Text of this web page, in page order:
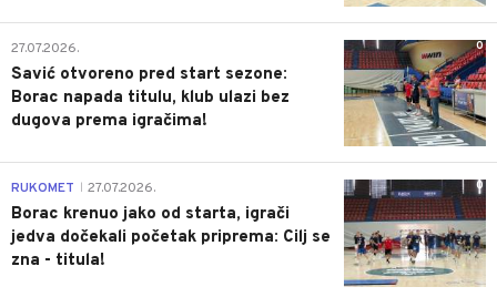
0
27.07.2026.
Savić otvoreno pred start sezone:
Borac napada titulu, klub ulazi bez
dugova prema igračima!
0
RUKOMET 27.07.2026.
Borac krenuo jako od starta, igrači
jedva dočekali početak priprema: Cilj se
zna - titula!